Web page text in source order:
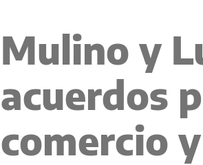
Mulino y
acuerdos
comercio